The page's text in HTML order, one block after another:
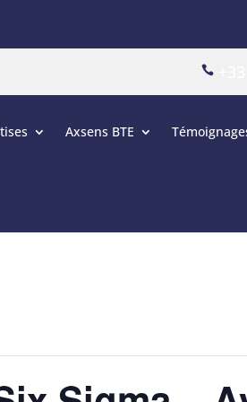

Axsens BTE